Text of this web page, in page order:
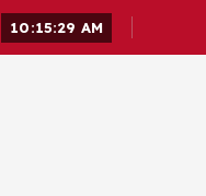
10:15:30 AM